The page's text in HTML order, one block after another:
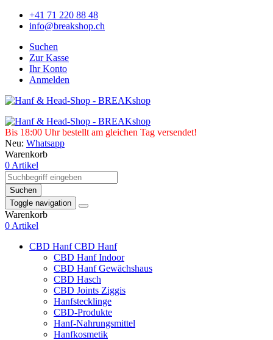
+41 71 220 88 48
info@breakshop.ch
Suchen
Zur Kasse
Ihr Konto
Anmelden
Bis 18:00 Uhr bestellt am gleichen Tag versendet!
Neu: Whatsapp
Warenkorb
0 Artikel
Suchen
Toggle navigation
Warenkorb
0 Artikel
CBD HanfCBD Hanf
CBD Hanf Indoor
CBD Hanf Gewächshaus
CBD Hasch
CBD Joints Ziggis
Hanfstecklinge
CBD-Produkte
Hanf-Nahrungsmittel
Hanfkosmetik